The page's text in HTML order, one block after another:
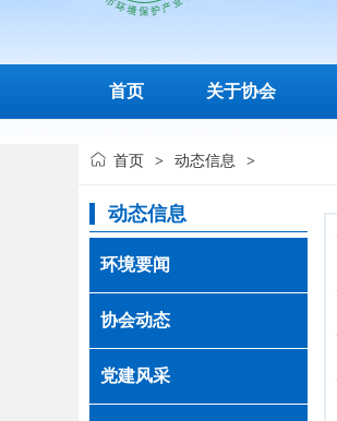
首页 关于协会
首页 > 动态信息 >
动态信息
环境要闻
协会动态
党建风采